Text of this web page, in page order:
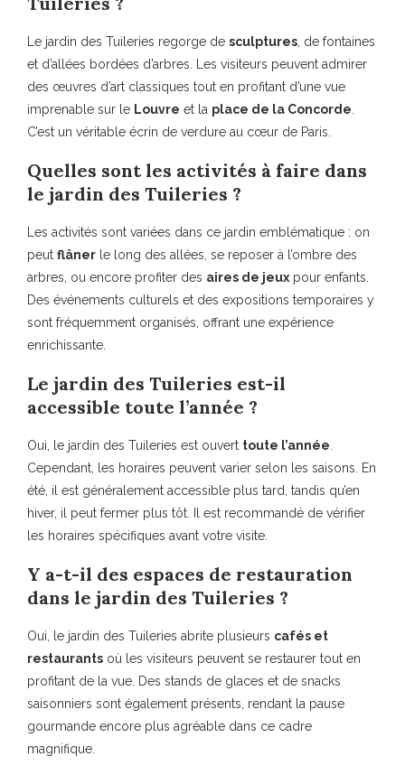
Le jardin des Tuileries regorge de sculptures, de fontaines
et d’allées bordées d’arbres. Les visiteurs peuvent admirer
des œuvres d’art classiques tout en profitant d’une vue
imprenable sur le Louvre et la place de la Concorde.
C’est un véritable écrin de verdure au cœur de Paris.
Quelles sont les activités à faire dans
le jardin des Tuileries ?
Les activités sont variées dans ce jardin emblématique : on
peut flâner le long des allées, se reposer à l’ombre des
arbres, ou encore profiter des aires de jeuxpour enfants.
Des événements culturels et des expositions temporaires y
sont fréquemment organisés, offrant une expérience
enrichissante.
Le jardin des Tuileries est-il
accessible toute l’année ?
Oui, le jardin des Tuileries est ouvert toute l’année.
Cependant, les horaires peuvent varier selon les saisons. En
été, il est généralement accessible plus tard, tandis qu’en
hiver, il peut fermer plus tôt. Il est recommandé de vérifier
les horaires spécifiques avant votre visite.
Y a-t-il des espaces de restauration
dans le jardin des Tuileries ?
Oui, le jardin des Tuileries abrite plusieurs cafés et
restaurants où les visiteurs peuvent se restaurer tout en
profitant de la vue. Des stands de glaces et de snacks
saisonniers sont également présents, rendant la pause
gourmande encore plus agréable dans ce cadre
magnifique.